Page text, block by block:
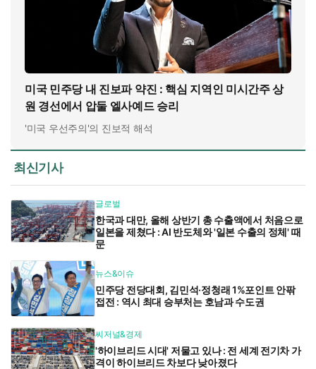
미국 민주당 내 진보파 약진 : 핵심 지역인 미시간주 상
원 경선에서 압둘 엘사예드 승리
'미국 우선주의'의 진보적 해석
최신기사
글로벌
한국과 대만, 올해 상반기 총 수출액에서 처음으로
일본을 제쳤다 : AI 반도체와 '일본 수출의 정체' 때
문
뉴스&이슈
민주당 전당대회, 김민석·정청래 1%포인트 안팎
접전 : 역시 최대 승부처는 호남과 수도권
씨저널&경제
'하이브리드 시대' 저물고 있나 : 전 세계 전기차 가
격이 하이브리드 차보다 낮아졌다